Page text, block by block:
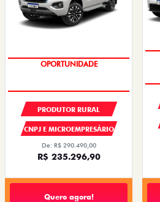
PRODUTOR RURAL
CNPJ E MICROEMPRESÁRIO
De: R$ 290.490,00
R$ 235.296,90
Quero agora!